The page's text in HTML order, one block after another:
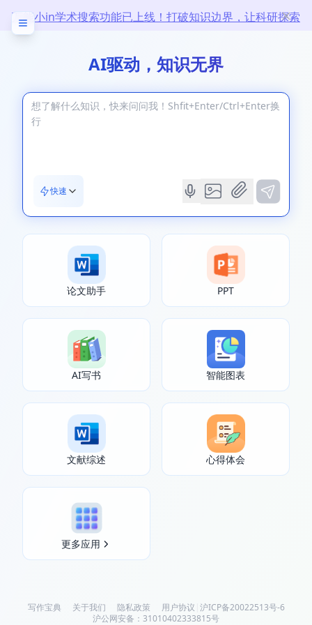
万能小in学术搜索功能已上线！打破知识边界，让科研探索
AI驱动，知识无界
快速
论文助手 PPT
AI写书 智能图表
文献综述 心得体会
更多应用
写作宝典 关于我们 隐私政策 用户协议 沪ICP备20022513号-6
沪公网安备：31010402333815号